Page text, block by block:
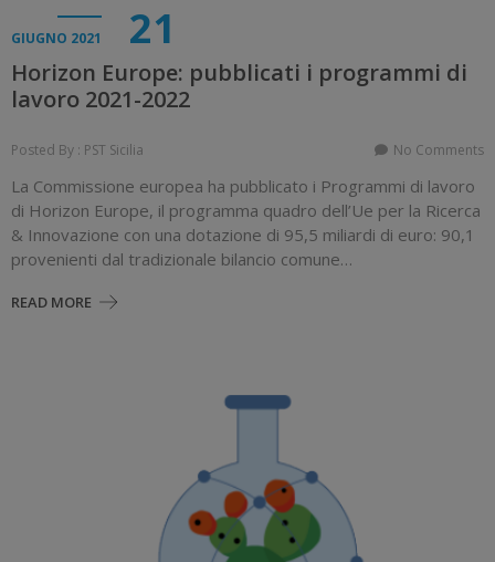
GIUGNO 2021 21
Horizon Europe: pubblicati i programmi di
lavoro 2021-2022
Posted By : PST Sicilia No Comments
La Commissione europea ha pubblicato i Programmi di lavoro
di Horizon Europe, il programma quadro dell’Ue per la Ricerca
& Innovazione con una dotazione di 95,5 miliardi di euro: 90,1
provenienti dal tradizionale bilancio comune…
READ MORE